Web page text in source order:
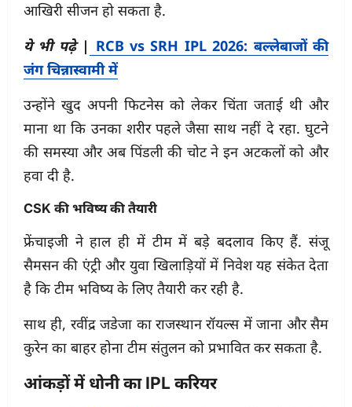
आखिरी सीजन हो सकता है.
ये भी पढ़े| RCB vs SRH IPL 2026: बल्लेबाजों की
जंग चिन्नास्वामी में
उन्होंने खुद अपनी फिटनेस को लेकर चिंता जताई थी और
माना था कि उनका शरीर पहले जैसा साथ नहीं दे रहा. घुटने
की समस्या और अब पिंडली की चोट ने इन अटकलों को और
हवा दी है.
CSK की भविष्य की तैयारी
फ्रेंचाइजी ने हाल ही में टीम में बड़े बदलाव किए हैं. संजू
सैमसन की एंट्री और युवा खिलाड़ियों में निवेश यह संकेत देता
है कि टीम भविष्य के लिए तैयारी कर रही है.
साथ ही, रवींद्र जडेजा का राजस्थान रॉयल्स में जाना और सैम
कुरेन का बाहर होना टीम संतुलन को प्रभावित कर सकता है.
आंकड़ों में धोनी का IPL करियर